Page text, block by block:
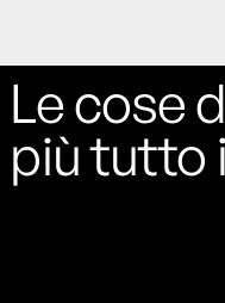
Le cose
più tutto